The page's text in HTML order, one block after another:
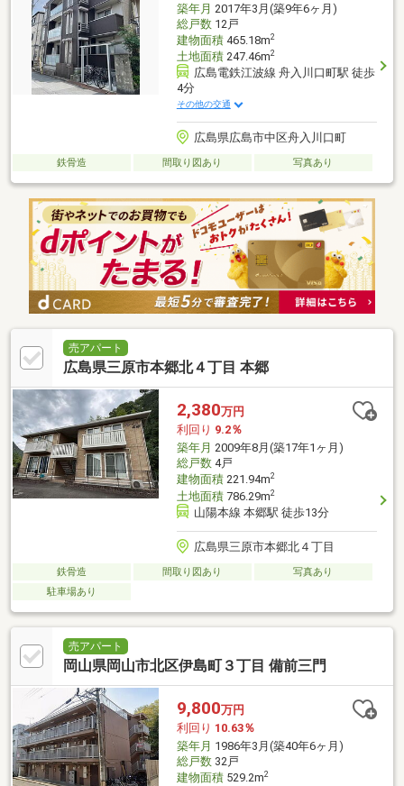
築年月 2017年3月(築9年6ヶ月)
総戸数12戸
建物面積465.18m2
土地面積247.46m2
広島電鉄江波線 舟入川口町駅 徒歩
4分
その他の交通
広島県広島市中区舟入川口町
鉄骨造 間取り図あり 写真あり
売アパート
広島県三原市本郷北４丁目 本郷
2,380万円
利回り 9.2％
築年月 2009年8月(築17年1ヶ月)
総戸数4戸
建物面積221.94m2
土地面積786.29m2
山陽本線 本郷駅 徒歩13分
広島県三原市本郷北４丁目
鉄骨造 間取り図あり
写真あり
駐車場あり
売アパート
岡山県岡山市北区伊島町３丁目 備前三門
9,800万円
利回り 10.63％
築年月 1986年3月(築40年6ヶ月)
総戸数32戸
建物面積529.2m2